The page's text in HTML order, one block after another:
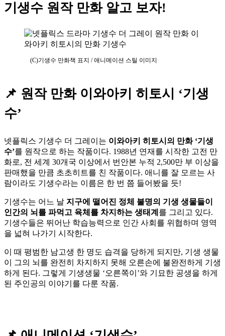
기생수 원작 만화 알고 보자!
(C)기생수 만화책 표지 / 애니메이션 스틸 이미지
📌 원작 만화 이와아키 히토시 ‘기생
수’
넷플릭스 기생수 더 그레이는 이와아키 히토시의 만화 ‘기생
수’를 원작으로 하는 작품이다. 1988년 연재를 시작한 고전 만
화로, 전 세계 30개국 이상에서 번안본 누적 2,500만 부 이상을
판매했을 만큼 초초히트를 친 작품이다. 애니를 잘 모르는 사
람이라도 기생수라는 이름은 한 번 쯤 들어봤을 듯!
기생수는 어느 날 지구에 떨어진 정체 불명의 기생 생물들이
인간의 뇌를 파먹고 육체를 차지하는 생태계 를 그리고 있다.
기생수들은 뛰어난 학습능력으로 인간 사회를 위협하며 영역
을 넓혀 나가기 시작한다.
이 때 평범한 남고생 한 명도 습격을 당하게 되지만, 기생 생물
이 그의 뇌를 완전히 차지하지 못해 오른손에 불완전하게 기생
하게 된다. 그렇게 기생생물 ‘오른쪽이’와 기묘한 공생을 하게
된 주인공의 이야기를 다룬 작품.